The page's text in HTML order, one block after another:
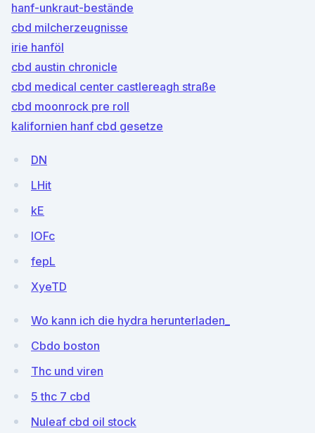
hanf-unkraut-bestände
cbd milcherzeugnisse
irie hanföl
cbd austin chronicle
cbd medical center castlereagh straße
cbd moonrock pre roll
kalifornien hanf cbd gesetze
DN
LHit
kE
IOFc
fepL
XyeTD
Wo kann ich die hydra herunterladen_
Cbdo boston
Thc und viren
5 thc 7 cbd
Nuleaf cbd oil stock